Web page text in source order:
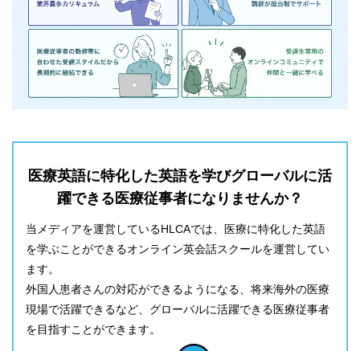
医療英語に特化した英語を学びグローバルに活
躍できる医療従事者になりませんか？
当メディアを運営しているHLCAでは、医療に特化した英語
を学ぶことができるオンライン英会話スクールを運営してい
ます。
外国人患者さんの対応ができるようになる、将来海外の医療
現場で活躍できるなど、グローバルに活躍できる医療従事者
を目指すことができます。